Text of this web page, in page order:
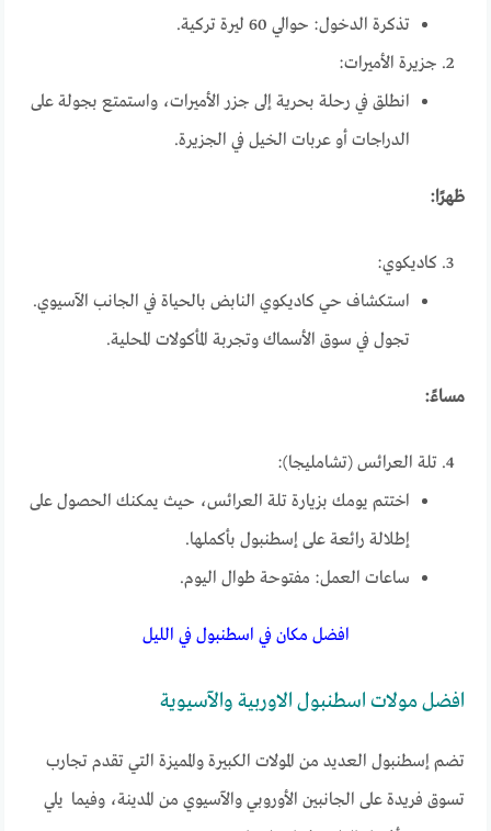
تذكرة الدخول: حوالي 60 ليرة تركية.
جزيرة الأميرات:
انطلق في رحلة بحرية إلى جزر الأميرات، واستمتع بجولة على
الدراجات أو عربات الخيل في الجزيرة.
ظهرًا:
كاديكوي:
استكشاف حي كاديكوي النابض بالحياة في الجانب الآسيوي.
تجول في سوق الأسماك وتجربة المأكولات المحلية.
مساءً:
تلة العرائس (تشامليجا):
اختتم يومك بزيارة تلة العرائس، حيث يمكنك الحصول على
إطلالة رائعة على إسطنبول بأكملها.
ساعات العمل: مفتوحة طوال اليوم.
افضل مكان في اسطنبول في الليل
افضل مولات اسطنبول الاوربية والآسيوية
تضم إسطنبول العديد من المولات الكبيرة والمميزة التي تقدم تجارب
تسوق فريدة على الجانبين الأوروبي والآسيوي من المدينة، وفيما يلي